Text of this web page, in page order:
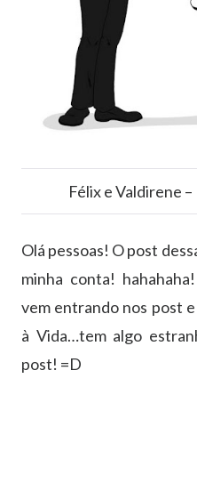
Félix e Valdirene
Olá pessoas! O post
minha conta!
vem entrando nos post
à Vida…tem algo
post! =D